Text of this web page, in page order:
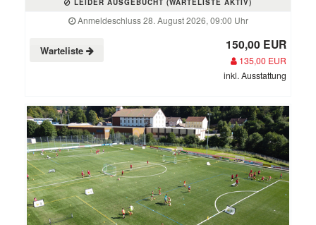
LEIDER AUSGEBUCHT (WARTELISTE AKTIV)
Anmeldeschluss 28. August 2026, 09:00 Uhr
Warteliste 150,00 EUR
135,00 EUR
inkl. Ausstattung